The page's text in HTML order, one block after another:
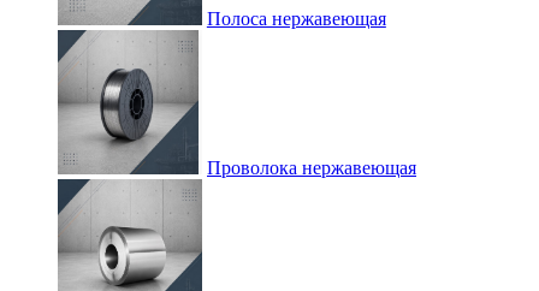
Полоса нержавеющая
Проволока нержавеющая